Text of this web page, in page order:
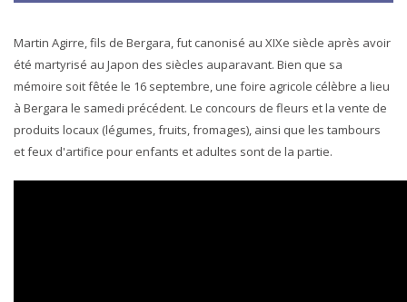
Martin Agirre, fils de Bergara, fut canonisé au XIXe siècle après avoir
été martyrisé au Japon des siècles auparavant. Bien que sa
mémoire soit fêtée le 16 septembre, une foire agricole célèbre a lieu
à Bergara le samedi précédent. Le concours de fleurs et la vente de
produits locaux (légumes, fruits, fromages), ainsi que les tambours
et feux d'artifice pour enfants et adultes sont de la partie.